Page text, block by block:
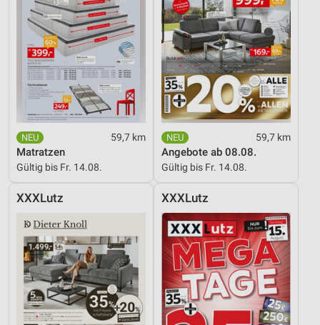
59,7 km
Matratzen
Gültig bis Fr. 14.08.
59,7 km
Angebote ab 08.08.
Gültig bis Fr. 14.08.
XXXLutz XXXLutz